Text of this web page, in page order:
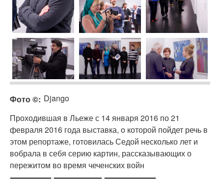
Фото © Django
Проходившая в Льеже с 14 января 2016 по 21
февраля 2016 года выставка, о которой пойдет речь в
этом репортаже, готовилась Седой несколько лет и
вобрала в себя серию картин, рассказывающих о
пережитом во время чеченских войн